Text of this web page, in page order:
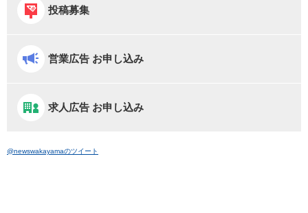
投稿募集
営業広告 お申し込み
求人広告 お申し込み
@newswakayamaのツイート